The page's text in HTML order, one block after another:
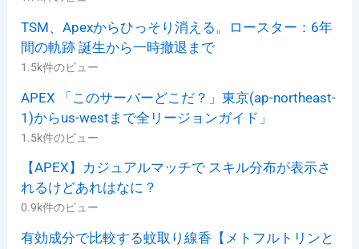
TSM、Apexからひっそり消える。ロースター：6年
間の軌跡 誕生から一時撤退まで
1.5k件のビュー
APEX 「このサーバーどこだ？」東京(ap-northeast-
1)からus-westまで全リージョンガイド」
1.5k件のビュー
【APEX】カジュアルマッチで スキル分布が表示さ
れるけどあれはなに？
0.9k件のビュー
有効成分で比較する蚊取り線香【メトフルトリンと